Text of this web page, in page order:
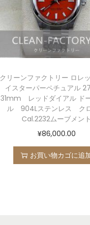
クリーンファクトリー ロレ
イスターパーペチュアル
31mm レッドダイアル ド
ル 904Lステンレス ク
Cal.2232ムーブメント
¥86,000.00
お買い物カゴに追